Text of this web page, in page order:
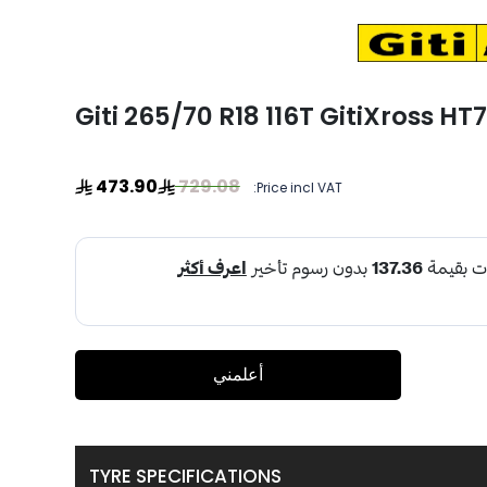
Giti 265/70 R18 116T GitiXross
Price incl VAT:
729.08
473.90
أعلمني
TYRE SPECIFICATIONS